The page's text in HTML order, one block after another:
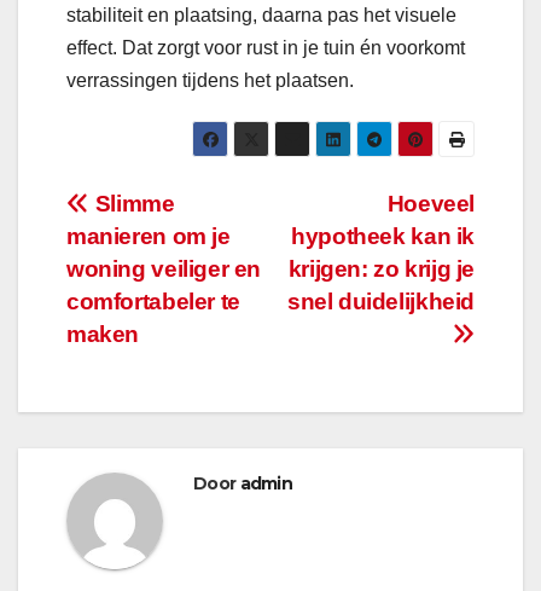
stabiliteit en plaatsing, daarna pas het visuele
effect. Dat zorgt voor rust in je tuin én voorkomt
verrassingen tijdens het plaatsen.
Bericht
navigatie
Hoeveel
hypotheek kan ik
krijgen: zo krijg je
snel duidelijkheid
Slimme
manieren om je
woning veiliger en
comfortabeler te
maken
Door admin